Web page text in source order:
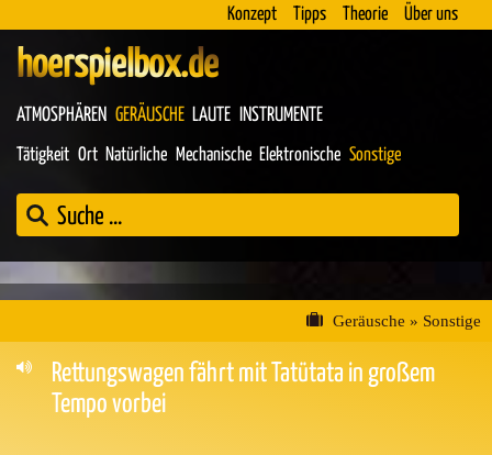
Konzept Tipps Theorie Über uns
hoerspielbox.de
ATMOSPHÄREN GERÄUSCHE LAUTE INSTRUMENTE
Tätigkeit Ort Natürliche Mechanische Elektronische Sonstige
Geräusche » Sonstige
Rettungswagen fährt mit Tatütata in großem
Tempo vorbei